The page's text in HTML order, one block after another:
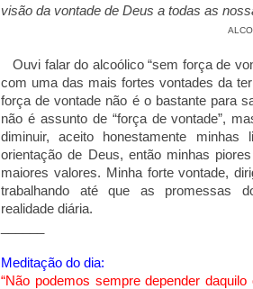
visão da vontade de Deus a todas as
Ouvi falar do alcoólico “sem força de
com uma das mais fortes vontades da
força de vontade não é o bastante para
não é assunto de “força de vontade”,
diminuir, aceito honestamente
orientação de Deus, então minhas
maiores valores. Minha forte vontade,
trabalhando até que as promessas
realidade diária.
Meditação do dia:
“Não podemos sempre depender